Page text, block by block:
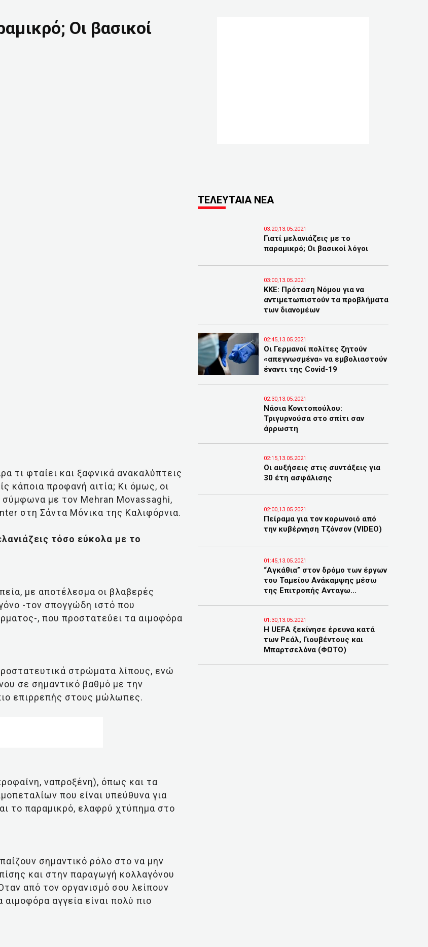
Οι βασικοί
τι φταίει και ξαφνικά ανακαλύπτεις
κάποια προφανή αιτία; Κι όμως, οι
με τον Mehran Movassaghi,
στη Σάντα Μόνικα της Καλιφόρνια.
τόσο εύκολα με το
με αποτέλεσμα οι βλαβερές
-τον σπογγώδη ιστό που
, που προστατεύει τα αιμοφόρα
στρώματα λίπους, ενώ
σε σημαντικό βαθμό με την
επιρρεπής στους μώλωπες.
ναπροξένη), όπως και τα
που είναι υπεύθυνα για
το παραμικρό, ελαφρύ χτύπημα στο
σημαντικό ρόλο στο να μην
και στην παραγωγή κολλαγόνου
από τον οργανισμό σου λείπουν
αιμοφόρα αγγεία είναι πολύ πιο
ΤΕΛΕΥΤΑΙΑ ΝΕΑ
03:20,13.05.2021
Γιατί μελανιάζεις με το
παραμικρό; Οι βασικοί λόγοι
03:00,13.05.2021
KKE: Πρόταση Νόμου για να
αντιμετωπιστούν τα προβλήματα
των διανομέων
02:45,13.05.2021
Οι Γερμανοί πολίτες ζητούν
«απεγνωσμένα» να εμβολιαστούν
έναντι της Covid-19
02:30,13.05.2021
Νάσια Κονιτοπούλου:
Τριγυρνούσα στο σπίτι σαν
άρρωστη
02:15,13.05.2021
Οι αυξήσεις στις συντάξεις για
30 έτη ασφάλισης
02:00,13.05.2021
Πείραμα για τον κορωνοιό από
την κυβέρνηση Τζόνσον (VIDEO)
01:45,13.05.2021
“Αγκάθια” στον δρόμο των έργων
του Ταμείου Ανάκαμψης μέσω
της Επιτροπής Ανταγω...
01:30,13.05.2021
Η UEFA ξεκίνησε έρευνα κατά
των Ρεάλ, Γιουβέντους και
Μπαρτσελόνα (ΦΩΤΟ)